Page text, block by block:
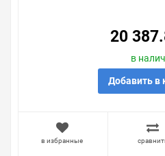
20
в
Добавить в
в избранные